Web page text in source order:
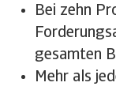
Bei zehn
gesamten
Mehr als